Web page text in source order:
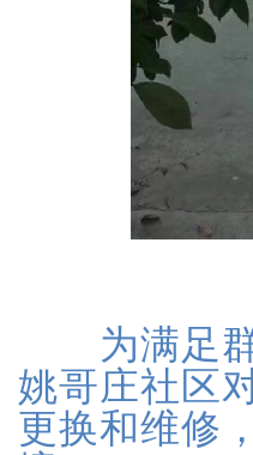
为满足群
姚哥庄社区
更换和维修